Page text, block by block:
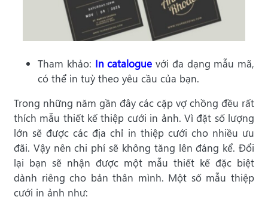
Tham khảo: In catalogue với đa dạng mẫu mã,
có thể in tuỳ theo yêu cầu của bạn.
Trong những năm gần đây các cặp vợ chồng đều rất
thích mẫu thiết kế thiệp cưới in ảnh. Vì đặt số lượng
lớn sẽ được các địa chỉ in thiệp cưới cho nhiều ưu
đãi. Vậy nên chi phí sẽ không tăng lên đáng kể. Đổi
lại bạn sẽ nhận được một mẫu thiết kế đặc biệt
dành riêng cho bản thân mình. Một số mẫu thiệp
cưới in ảnh như: